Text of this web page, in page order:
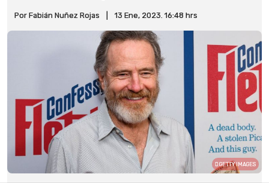
Por Fabián Nuñez Rojas 13 Ene, 2023. 16:48 hrs
GETTY IMAGES